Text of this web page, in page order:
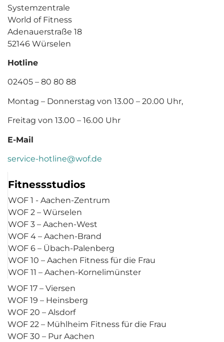
Systemzentrale
World of Fitness
Adenauerstraße 18
52146 Würselen
Hotline
02405 – 80 80 88
Montag – Donnerstag von 13.00 – 20.00 Uhr,
Freitag von 13.00 – 16.00 Uhr
E-Mail
service-hotline@wof.de
Fitnessstudios
WOF 1 - Aachen-Zentrum
WOF 2 – Würselen
WOF 3 – Aachen-West
WOF 4 – Aachen-Brand
WOF 6 – Übach-Palenberg
WOF 10 – Aachen Fitness für die Frau
WOF 11 – Aachen-Kornelimünster
WOF 17 – Viersen
WOF 19 – Heinsberg
WOF 20 – Alsdorf
WOF 22 – Mühlheim Fitness für die Frau
WOF 30 – Pur Aachen